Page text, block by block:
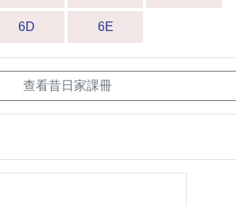
6D 6E
查看昔日家課冊